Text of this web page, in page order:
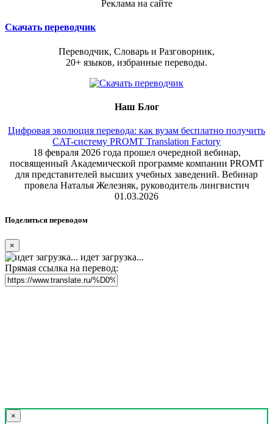
Реклама на сайте
Скачать переводчик
Переводчик, Словарь и Разговорник,
20+ языков, избранные переводы.
Наш Блог
Цифровая эволюция перевода: как вузам бесплатно получить
CAT-систему PROMT Translation Factory
18 февраля 2026 года прошел очередной вебинар,
посвященный Академической программе компании PROMT
для представителей высших учебных заведений. Вебинар
провела Наталья Железняк, руководитель лингвистич
01.03.2026
Поделиться переводом
×
идет загрузка...
Прямая ссылка на перевод:
×